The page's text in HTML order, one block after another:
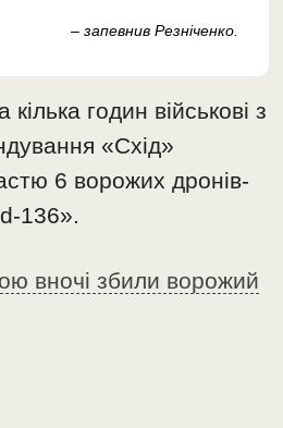
– запевнив Резніченко.
годин військові з
«Схід»
6 ворожих дронів-
136».
вночі збили ворожий